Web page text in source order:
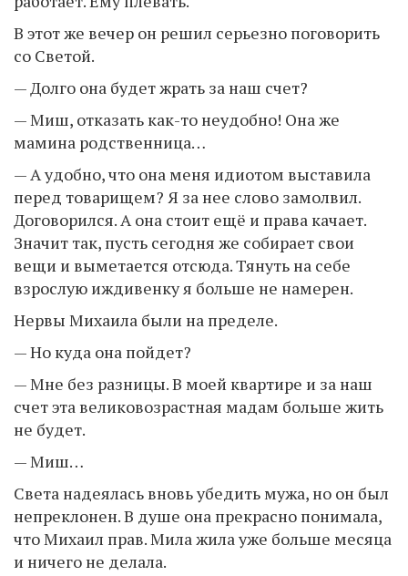
В этот же вечер он решил серьезно поговорить
со Светой.
— Долго она будет жрать за наш счет?
— Миш, отказать как-то неудобно! Она же
мамина родственница…
— А удобно, что она меня идиотом выставила
перед товарищем? Я за нее слово замолвил.
Договорился. А она стоит ещё и права качает.
Значит так, пусть сегодня же собирает свои
вещи и выметается отсюда. Тянуть на себе
взрослую иждивенку я больше не намерен.
Нервы Михаила были на пределе.
— Но куда она пойдет?
— Мне без разницы. В моей квартире и за наш
счет эта великовозрастная мадам больше жить
не будет.
— Миш…
Света надеялась вновь убедить мужа, но он был
непреклонен. В душе она прекрасно понимала,
что Михаил прав. Мила жила уже больше месяца
и ничего не делала.